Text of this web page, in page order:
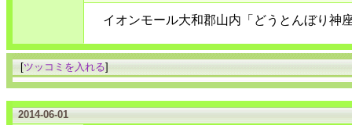
イオンモール大和郡山内「どうとんぼり神
[ツッコミを入れる]
2014-06-01